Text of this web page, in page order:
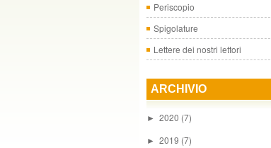
Periscopio
Spigolature
Lettere dei nostri lettori
ARCHIVIO
► 2020 (7)
► 2019 (7)